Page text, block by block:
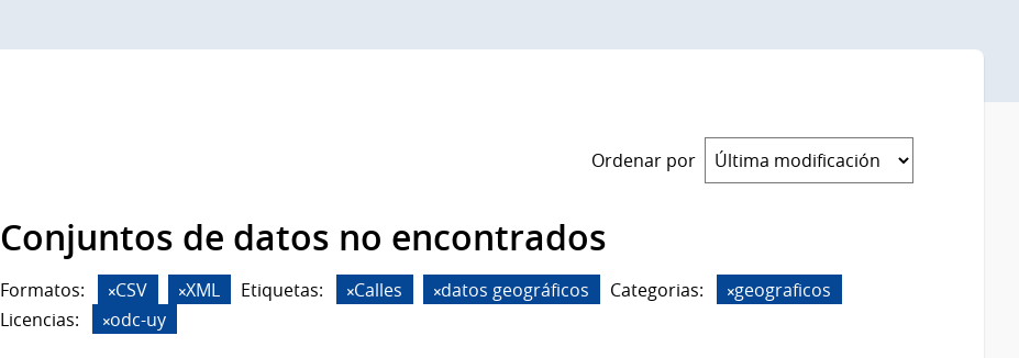
Ordenar por
Conjuntos de datos no encontrados
Formatos: CSV XML Etiquetas: Calles datos geográficos Categorias:
geograficos
Licencias:
odc-uy